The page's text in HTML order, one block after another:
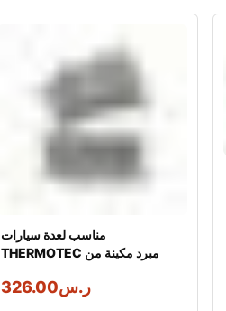
مناسب لعدة سيارات
THERMOTEC مبرد مكينة من
ر.س326.00